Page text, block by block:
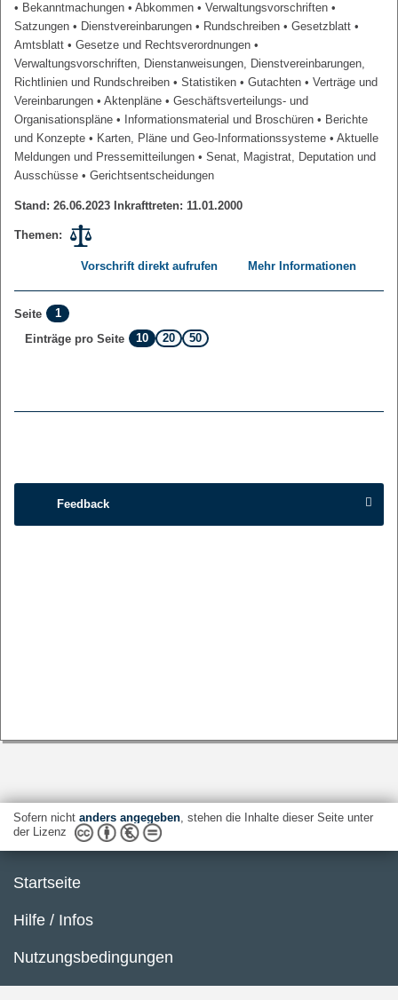
• Bekanntmachungen • Abkommen • Verwaltungsvorschriften •
Satzungen • Dienstvereinbarungen • Rundschreiben • Gesetzblatt •
Amtsblatt • Gesetze und Rechtsverordnungen •
Verwaltungsvorschriften, Dienstanweisungen, Dienstvereinbarungen,
Richtlinien und Rundschreiben • Statistiken • Gutachten • Verträge und
Vereinbarungen • Aktenpläne • Geschäftsverteilungs- und
Organisationspläne • Informationsmaterial und Broschüren • Berichte
und Konzepte • Karten, Pläne und Geo-Informationssysteme • Aktuelle
Meldungen und Pressemitteilungen • Senat, Magistrat, Deputation und
Ausschüsse • Gerichtsentscheidungen
Stand: 26.06.2023 Inkrafttreten: 11.01.2000
Themen:
Vorschrift direkt aufrufen Mehr Informationen
Seite
1
Einträge pro Seite
10 20 50
Feedback
Sofern nicht anders angegeben, stehen die Inhalte dieser Seite unter
der Lizenz
Startseite
Hilfe / Infos
Nutzungsbedingungen